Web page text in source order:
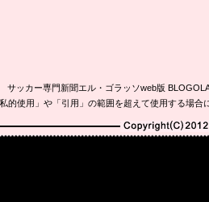
サッカー専門新聞エル・ゴラッソweb版
的使用」や「引用」の範囲を超えて使用する場
Copyright(C)2010-